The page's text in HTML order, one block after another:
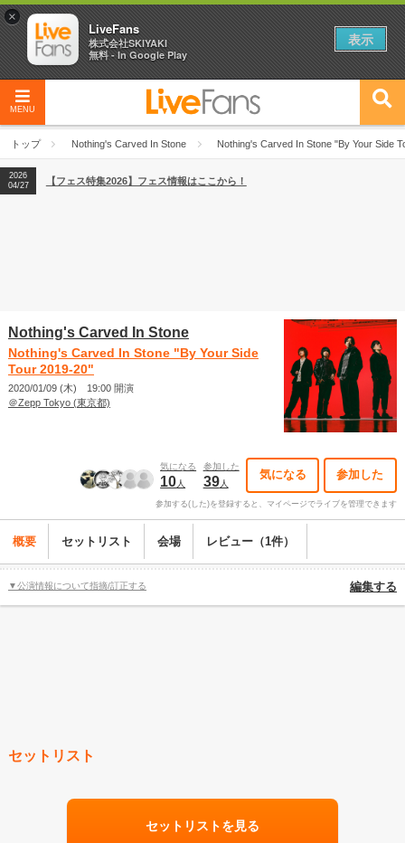
MENU
トップ Nothing's Carved In Stone Nothing's Carved In Stone "By Your Side
2026
04/27
2026
【ライブ動員ランキング】2026年上半期編発表！
2026
04/27
【フェス特集2026】フェス情報はここから！
Nothing's Carved In Stone
Nothing's Carved In Stone "By Your Side
Tour 2019-20"
2020/01/09 (木) 19:00 開演
＠Zepp Tokyo (東京都)
気になる
10人
参加した
39人
気になる 参加した
参加する(した)を登録すると、マイページでライブを管理できます
概要 セットリスト 会場 レビュー（1件）
▼公演情報について指摘/訂正する 編集する
セットリスト
セットリストを見る
×
LiveFans
株式会社SKIYAKI
無料 - In Google Play
表示